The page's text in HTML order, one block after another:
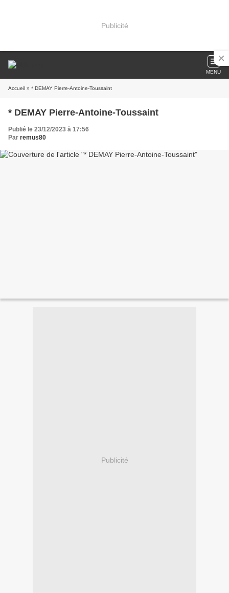
Publicité
MENU
Accueil » * DEMAY Pierre-Antoine-Toussaint
* DEMAY Pierre-Antoine-Toussaint
Publié le 23/12/2023 à 17:56
Par remus80
Publicité